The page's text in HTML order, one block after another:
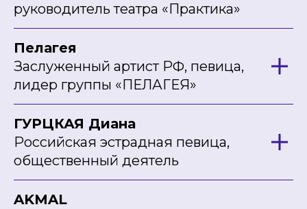
руководитель театра «Практика»
Пелагея
Заслуженный артист РФ, певица,
лидер группы «ПЕЛАГЕЯ»
ГУРЦКАЯ Диана
Российская эстрадная певица,
общественный деятель
AKMAL